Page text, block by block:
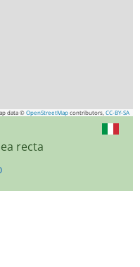
data ©OpenStreetMap contributors, CC-BY-SA
recta